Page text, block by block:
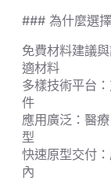
### 為什麼選
免費材料建議
適材料
多樣技術平台
件
應用廣泛：醫
型
快速原型交付
內